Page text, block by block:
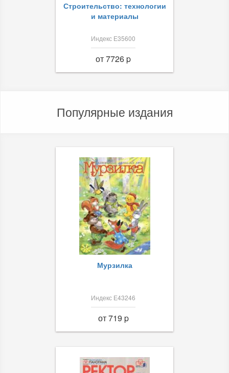
Строительство: технологии
и материалы
Индекс Е35600
от 7726 p
Популярные издания
Мурзилка
Индекс Е43246
от 719 p